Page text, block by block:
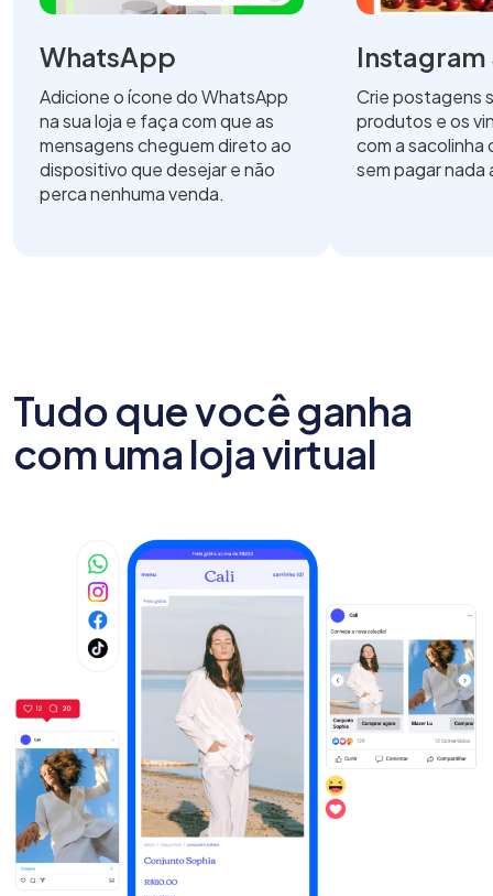
WhatsApp
Adicione o ícone do WhatsApp
na sua loja e faça com que as
mensagens cheguem direto ao
dispositivo que desejar e não
perca nenhuma venda.
Crie postagens
produtos e os
com a sacolinha
sem pagar nada
Tudo que você ganha
com uma loja virtual